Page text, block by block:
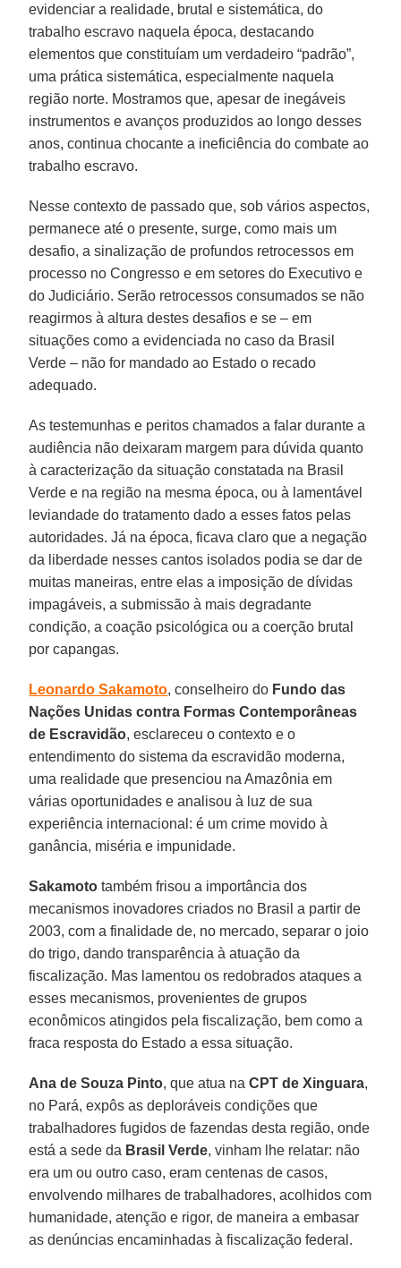
evidenciar a realidade, brutal e sistemática, do
trabalho escravo naquela época, destacando
elementos que constituíam um verdadeiro “padrão”,
uma prática sistemática, especialmente naquela
região norte. Mostramos que, apesar de inegáveis
instrumentos e avanços produzidos ao longo desses
anos, continua chocante a ineficiência do combate ao
trabalho escravo.
Nesse contexto de passado que, sob vários aspectos,
permanece até o presente, surge, como mais um
desafio, a sinalização de profundos retrocessos em
processo no Congresso e em setores do Executivo e
do Judiciário. Serão retrocessos consumados se não
reagirmos à altura destes desafios e se – em
situações como a evidenciada no caso da Brasil
Verde – não for mandado ao Estado o recado
adequado.
As testemunhas e peritos chamados a falar durante a
audiência não deixaram margem para dúvida quanto
à caracterização da situação constatada na Brasil
Verde e na região na mesma época, ou à lamentável
leviandade do tratamento dado a esses fatos pelas
autoridades. Já na época, ficava claro que a negação
da liberdade nesses cantos isolados podia se dar de
muitas maneiras, entre elas a imposição de dívidas
impagáveis, a submissão à mais degradante
condição, a coação psicológica ou a coerção brutal
por capangas.
Leonardo Sakamoto, conselheiro do Fundo das
Nações Unidas contra Formas Contemporâneas
de Escravidão, esclareceu o contexto e o
entendimento do sistema da escravidão moderna,
uma realidade que presenciou na Amazônia em
várias oportunidades e analisou à luz de sua
experiência internacional: é um crime movido à
ganância, miséria e impunidade.
Sakamoto também frisou a importância dos
mecanismos inovadores criados no Brasil a partir de
2003, com a finalidade de, no mercado, separar o joio
do trigo, dando transparência à atuação da
fiscalização. Mas lamentou os redobrados ataques a
esses mecanismos, provenientes de grupos
econômicos atingidos pela fiscalização, bem como a
fraca resposta do Estado a essa situação.
Ana de Souza Pinto, que atua naCPT de Xinguara,
no Pará, expôs as deploráveis condições que
trabalhadores fugidos de fazendas desta região, onde
está a sede da Brasil Verde, vinham lhe relatar: não
era um ou outro caso, eram centenas de casos,
envolvendo milhares de trabalhadores, acolhidos com
humanidade, atenção e rigor, de maneira a embasar
as denúncias encaminhadas à fiscalização federal.